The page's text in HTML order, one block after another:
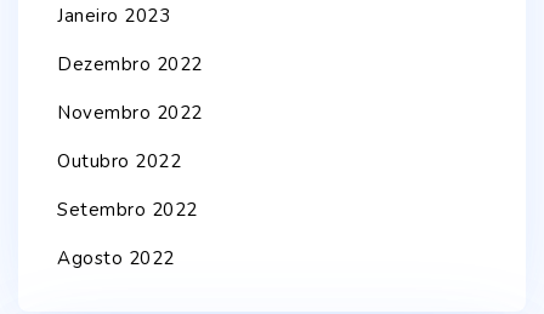
Janeiro 2023
Dezembro 2022
Novembro 2022
Outubro 2022
Setembro 2022
Agosto 2022